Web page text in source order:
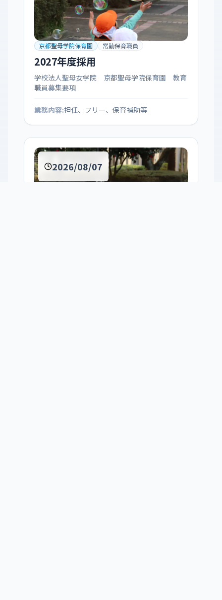
京都聖母学院保育園 常勤保育職員
2027年度採用
学校法人聖母女学院 京都聖母学院保育園 教育
職員募集要項
業務内容:担任、フリー、保育補助等
2026/08/07